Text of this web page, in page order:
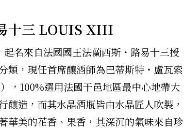
十三 LOUIS XIII
起名來自法國國王法蘭西斯・路易十三授
類，現任首席釀酒師為巴蒂斯特・盧瓦索
，100%選用法國干邑地區最中心地帶大
釀造，而其水晶酒瓶皆由水晶匠人吹製，
華美的花香、果香，其深沉的氣味來自珍